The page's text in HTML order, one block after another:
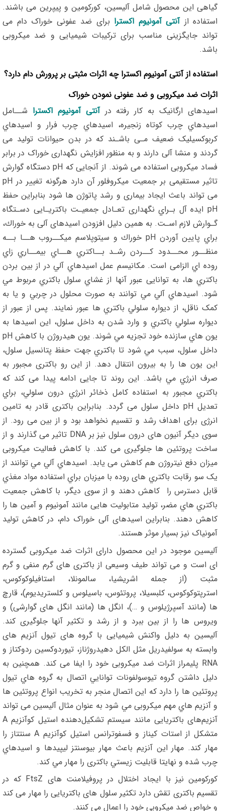
گیاهی این محصول شامل آلیسین، کورکومین و پیپرین می باشند.
استفاده از آنتی آمونیوم اکسترا برای ضد عفونی خوراک دام می
تواند جایگزینی مناسب برای ترکیبات شیمیایی و ضد میکروبی
باشد.
استفاده از آنتی آمونیوم اکسترا چه اثرات مثبتی بر پرورش دام دارد؟
اثرات ضد میکروبی و ضد عفونی نمودن خوراک
اسیدهای ارگانیک به کار رفته در آنتی آمونیوم اکسترا
شــامل
اسیدهاي چرب کوتاه زنجیره، اسیدهاي چرب فرار و اسیدهاي
کربوکسیلیک ضعیف مـی باشـند که در بدن حیوانات تولید می
گردند و منشا آلی دارند و به منظور افزایش نگهداری خوراک در برابر
فساد میکروبی استفاده می شوند. از آنجایی که pH دستگاه گوارش
تاثیر مستقیمی بر جمعیت میکروفلور آن دارد هرگونه تغییر در pH
می تواند باعث ایجاد بیماری و رشد پاتوژن ها شود بنابراین حفظ
pH ایده آل بـراي نگهداری تعـادل جمعیـت باکتریـایی دسـتگاه
گـوارش لازم اسـت. به همین دلیل افزودن اسیدهای آلی به خوراك،
براي پایین آوردن pH خوراك و سیتوپلاسم میکــروب هــا بــه
منظــور محــدود کــردن رشـد بــاکتري هــاي بیمــاري زاي
روده اي الزامی است. مكانيسم عمل اسيدهاي آلي در از بين بردن
باکتري ها، به توانایی عبور آنها از غشاي سلول باکتري مربوط مي
شود. اسيدهاي آلي مي توانند به صورت محلول در چربي و يا به
کمک ناقل، از ديواره سلولي باکتري ها عبور نمايند. پس از عبور از
ديواره سلولي باکتري و وارد شدن به داخل سلول، اين اسيدها به
يون هاي سازنده خود تجزيه مي شوند. يون هیدروژن با کاهش pH
داخل سلول، سبب مي شود تا باکتري جهت حفظ پتانسیل سلول،
این یون ها را به بيرون انتقال دهد. از این رو باکتری مجبور به
صرف انرژي مي باشد. این روند تا جایی ادامه پيدا می کند که
باکتري مجبور به استفاده کامل ذخائر انرژي درون سلولي، براي
تعديل pH داخل سلول می گردد. بنابراین باکتری قادر به تامین
انرژی برای اهداف رشد و تقسیم نخواهد بود و از بین می رود. از
سوی دیگر آنیون های درون سلول نیز بر DNA تاثیر می گذارند و از
ساخت پروتئین ها جلوگیری می کند. با کاهش فعالیت میکروبی
میزان دفع نیتروژن هم کاهش می یابد. اسيدهاي آلي مي توانند از
يک سو رقابت باکتري های روده با ميزبان براي استفاده مواد مغذي
قابل دسترس را کاهش دهند و از سوی ديگر، با کاهش جمعيت
باکتري هاي مضر، توليد متابوليت هایی مانند آمونيوم و آمین ها را
کاهش دهند. بنابراین اسیدهای آلی خوراک دام، در کاهش تولید
آمونیاک نیز بسیار موثر هستند.
آلیسین موجود در این محصول دارای اثرات ضد میکروبی گسترده
ای است و می تواند طیف وسیعی از باکتری های گرم منفی و گرم
مثبت (از جمله اشریشیا، سالمونلا، استافیلوکوکوس،
استرپتوکوکوس، کلبسیلا، پروتئوس، باسیلوس و کلستریدیوم)، قارچ
ها (مانند آسپرژیلوس و …)، انگل ها (مانند انگل های گوارشی) و
ویروس ها را از بین ببرد و از رشد و تکثیر آنها جلوگیری کند.
آلیسین به دلیل واکنش شیمیایی با گروه های تیول آنزیم های
وابسته به سولفیدریل مثل الکل دهیدروژناز، تیوردوکسین ردوکتاز و
RNA پلیمراز اثرات ضد میکروبی خود را ایفا می کند. همچنین به
دلیل داشتن گروه تيوسولفونات توانايي اتصال به گروه هاي تيول
پروتئین ها را دارد که اين اتصال منجر به تخريب انواع پروتئين ها
و آنزيم هاي مهم ميكروبی مي شود به عنوان مثال آلیسین می تواند
آنزیم‌های باکتریایی مانند سیستم تشکیل‌دهنده استیل کوآنزیم A
متشکل از استات کیناز و فسفوترانس استیل کوآنزیم A سنتتاز را
مهار ‌کند. مهار اين آنزيم باعث مهار بيوسنتز ليپيدها و اسيدهاي
چرب شده و نهايتا قابليت زيستي باکتری را مهار مي كند.
کورکومین نیز با ایجاد اختلال در پروفیلامنت های FtsZ که در
تقسیم باکتری تقش دارد تکثیر سلول های باکتریایی را مهار می کند
و خواص ضد میکروبی خود را اعمال می کنند.